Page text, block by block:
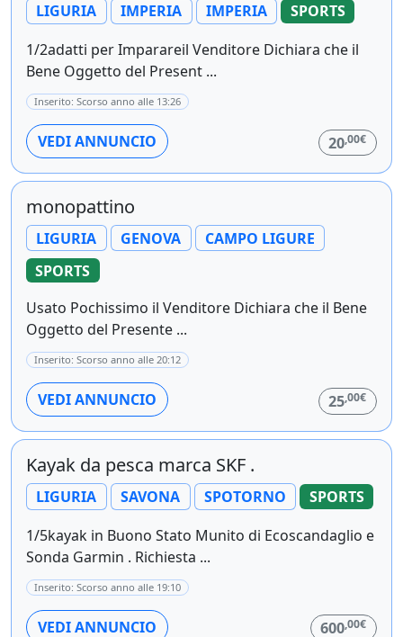
LIGURIA IMPERIA IMPERIA
SPORTS
1/2adatti per Imparareil Venditore Dichiara che il
Bene Oggetto del Present ...
Inserito: Scorso anno alle 13:26
VEDI ANNUNCIO 20,00€
monopattino
LIGURIA GENOVA
CAMPO LIGURE
SPORTS
Usato Pochissimo il Venditore Dichiara che il Bene
Oggetto del Presente ...
Inserito: Scorso anno alle 20:12
VEDI ANNUNCIO 25,00€
Kayak da pesca marca SKF .
LIGURIA SAVONA SPOTORNO
SPORTS
1/5kayak in Buono Stato Munito di Ecoscandaglio e
Sonda Garmin . Richiesta ...
Inserito: Scorso anno alle 19:10
VEDI ANNUNCIO 600,00€